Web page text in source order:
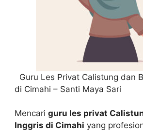
Guru Les Privat Calistung dan
di Cimahi – Santi Maya Sari
Mencari guru les privat
Inggris di Cimahi yang